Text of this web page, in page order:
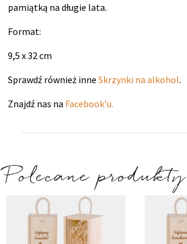
pamiątką na długie lata.
Format:
9,5 x 32 cm
Sprawdź również inneSkrzynki na alkohol.
Znajdź nas na Facebook’u.
Polecane produkty